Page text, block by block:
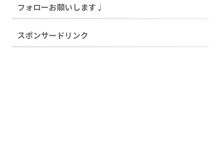
フォローお願いします♩
スポンサードリンク